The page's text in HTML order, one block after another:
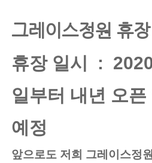
그레이스정원 휴
휴장 일시  :
일부터 내년 오픈
예정
앞으로도 저희 그레이스정